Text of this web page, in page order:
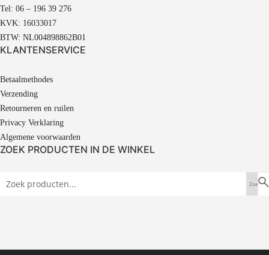
Tel: 06 – 196 39 276
KVK: 16033017
BTW: NL004898862B01
KLANTENSERVICE
Betaalmethodes
Verzending
Retourneren en ruilen
Privacy Verklaring
Algemene voorwaarden
ZOEK PRODUCTEN IN DE WINKEL